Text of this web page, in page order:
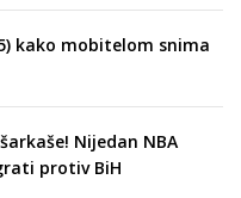
kako mobitelom snima
Nijedan NBA
protiv BiH